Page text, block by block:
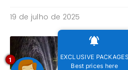
19 de julho de 2025
EXCLUSIVE PACKAGES
Best prices here
1